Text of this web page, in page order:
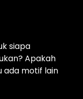
siapa
Apakah
ada motif lain